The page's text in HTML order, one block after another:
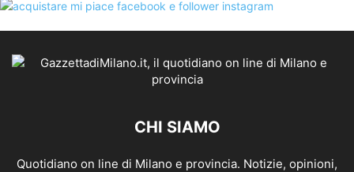
CHI SIAMO
Quotidiano on line di Milano e provincia. Notizie, opinioni,